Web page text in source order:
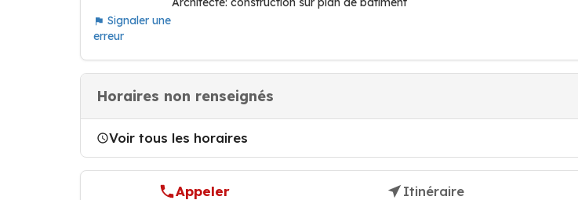
Signaler une
erreur
Horaires non renseignés
Voir tous les horaires
Appeler Itinéraire